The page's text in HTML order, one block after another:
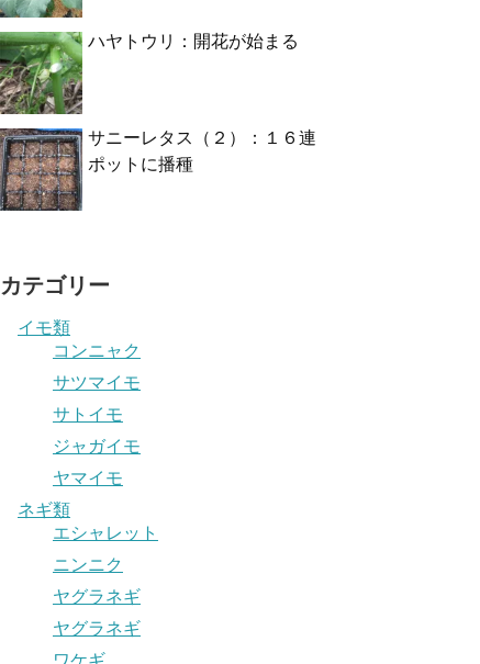
ハヤトウリ：開花が始まる
サニーレタス（２）：１６連
ポットに播種
カテゴリー
イモ類
コンニャク
サツマイモ
サトイモ
ジャガイモ
ヤマイモ
ネギ類
エシャレット
ニンニク
ヤグラネギ
ヤグラネギ
ワケギ